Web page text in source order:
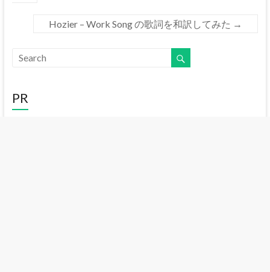
Hozier – Work Song の歌詞を和訳してみた →
PR